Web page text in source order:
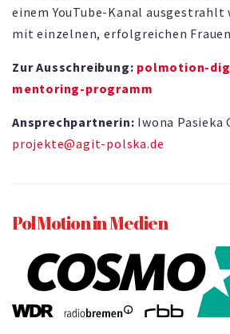
einem YouTube-Kanal ausgestrahlt
mit einzelnen, erfolgreichen
Zur Ausschreibung: polmotion-
mentoring-programm
Ansprechpartnerin: Iwona Pasieka
projekte@agit-polska.de
PolMotion in Medien